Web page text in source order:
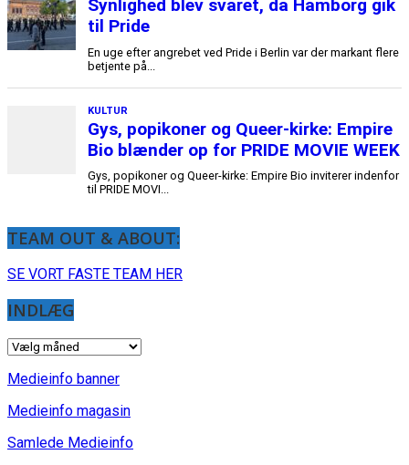
TEAM OUT & ABOUT:
SE VORT FASTE TEAM HER
INDLÆG
INDLÆG
Medieinfo banner
Medieinfo magasin
Samlede Medieinfo